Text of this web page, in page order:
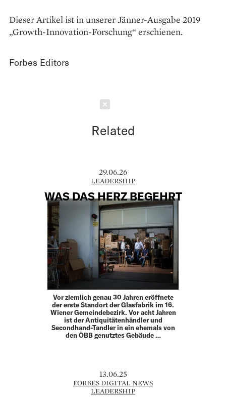
Dieser Artikel ist in unserer Jänner-Ausgabe 2019
„Growth-Innovation-Forschung“ erschienen.
Forbes Editors
Related
29.06.26
LEADERSHIP
WAS DAS HERZ BEGEHRT
Vor ziemlich genau 30 Jahren eröffnete
der erste Standort der Glasfabrik im 16.
Wiener Gemeindebezirk. Vor acht ­Jahren
ist der Antiquitätenhändler und
Secondhand-­Tandler in ein ehemals von
den ÖBB genutztes Gebäude …
13.06.25
FORBES DIGITAL NEWS
LEADERSHIP